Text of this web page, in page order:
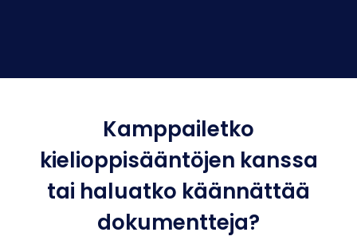
Kamppailetko
kielioppisääntöjen kanssa
tai haluatko käännättää
dokumentteja?